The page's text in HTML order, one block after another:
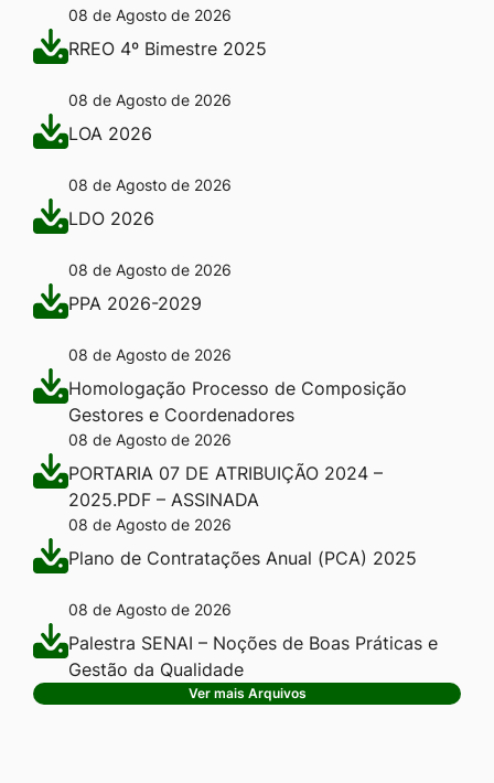
08 de Agosto de 2026
RREO 4º Bimestre 2025
08 de Agosto de 2026
LOA 2026
08 de Agosto de 2026
LDO 2026
08 de Agosto de 2026
PPA 2026-2029
08 de Agosto de 2026
Homologação Processo de Composição
Gestores e Coordenadores
08 de Agosto de 2026
PORTARIA 07 DE ATRIBUIÇÃO 2024 –
2025.PDF – ASSINADA
08 de Agosto de 2026
Plano de Contratações Anual (PCA) 2025
08 de Agosto de 2026
Palestra SENAI – Noções de Boas Práticas e
Gestão da Qualidade
Ver mais Arquivos